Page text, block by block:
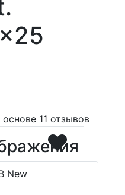
11 отзывов
New